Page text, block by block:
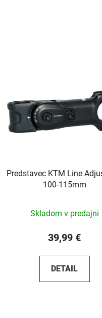
Predstavec KTM Line
100-115mm
Skladom v predajni
39,99 €
DETAIL